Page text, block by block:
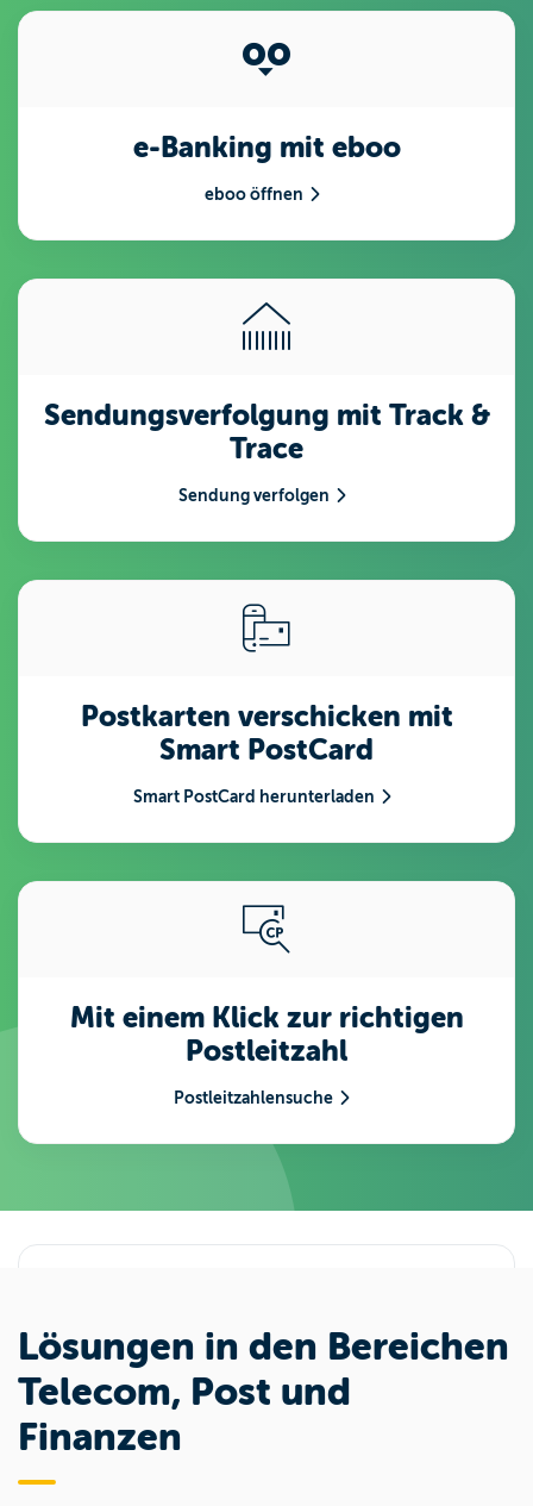
e-Banking mit eboo
eboo öffnen
Sendungsverfolgung mit Track &
Trace
Sendung verfolgen
Postkarten verschicken mit
Smart PostCard
Smart PostCard herunterladen
Mit einem Klick zur richtigen
Postleitzahl
Postleitzahlensuche
Lösungen in den Bereichen
Telecom, Post und
Finanzen